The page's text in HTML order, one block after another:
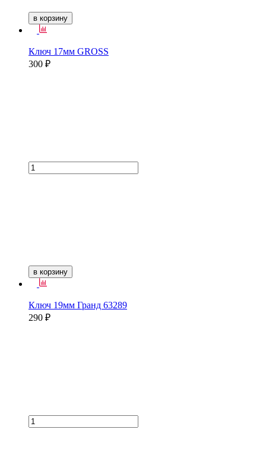
в корзину
Ключ 17мм GROSS
300 ₽
в корзину
Ключ 19мм Гранд 63289
290 ₽